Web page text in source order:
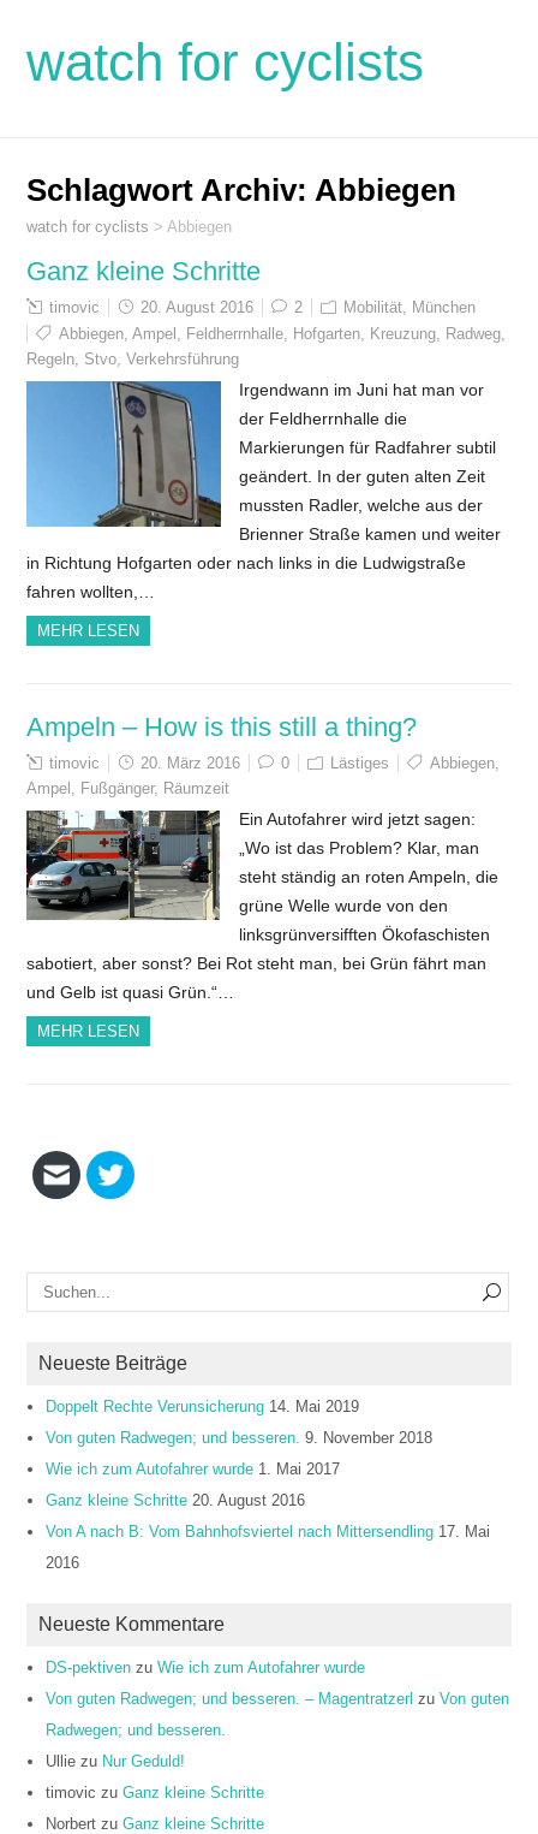
watch for cyclists
Schlagwort Archiv:Abbiegen
watch for cyclists >Abbiegen
Ganz kleine Schritte
timovic 20. August 2016 2 Mobilität, München
Abbiegen,Ampel , Feldherrnhalle, Hofgarten, Kreuzung, Radweg,
Regeln, Stvo,Verkehrsführung
Irgendwann im Juni hat man vor
der Feldherrnhalle die
Markierungen für Radfahrer subtil
geändert. In der guten alten Zeit
mussten Radler, welche aus der
Brienner Straße kamen und weiter
in Richtung Hofgarten oder nach links in die Ludwigstraße
fahren wollten,…
MEHR LESEN
Ampeln – How is this still a thing?
timovic 20. März 2016 0 Lästiges Abbiegen,
Ampel , Fußgänger, Räumzeit
Ein Autofahrer wird jetzt sagen:
„Wo ist das Problem? Klar, man
steht ständig an roten Ampeln, die
grüne Welle wurde von den
linksgrünversifften Ökofaschisten
sabotiert, aber sonst? Bei Rot steht man, bei Grün fährt man
und Gelb ist quasi Grün.“…
MEHR LESEN
Neueste Beiträge
Doppelt Rechte Verunsicherung 14. Mai 2019
Von guten Radwegen; und besseren. 9. November 2018
Wie ich zum Autofahrer wurde 1. Mai 2017
Ganz kleine Schritte 20. August 2016
Von A nach B: Vom Bahnhofsviertel nach Mittersendling 17. Mai
2016
Neueste Kommentare
DS-pektiven zuWie ich zum Autofahrer wurde
Von guten Radwegen; und besseren. – Magentratzerl zuVon guten
Radwegen; und besseren.
Ullie zu Nur Geduld!
timovic zuGanz kleine Schritte
Norbert zuGanz kleine Schritte